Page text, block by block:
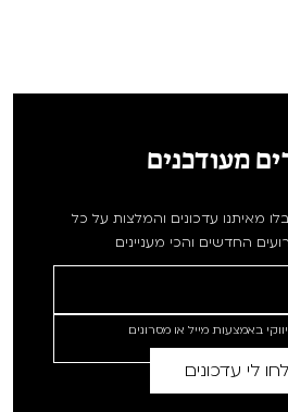
מעודכנים
מאיתנו עדכונים והמלצות על כל
החדשים והכי מעניינים
באמצעות מייל או מסרונים